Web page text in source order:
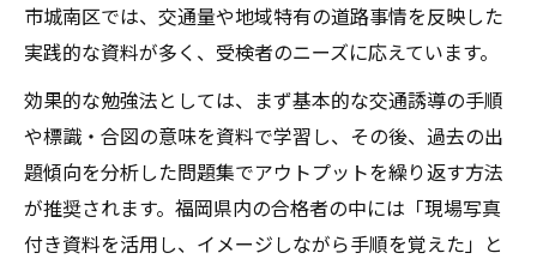
市城南区では、交通量や地域特有の道路事情を反映した
実践的な資料が多く、受検者のニーズに応えています。
効果的な勉強法としては、まず基本的な交通誘導の手順
や標識・合図の意味を資料で学習し、その後、過去の出
題傾向を分析した問題集でアウトプットを繰り返す方法
が推奨されます。福岡県内の合格者の中には「現場写真
付き資料を活用し、イメージしながら手順を覚えた」と